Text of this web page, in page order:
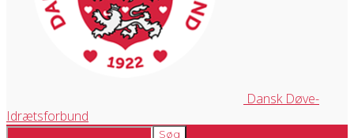
Dansk Døve-
Idrætsforbund